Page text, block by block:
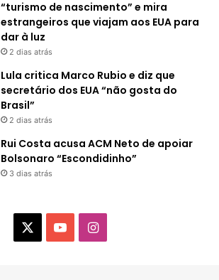
“turismo de nascimento” e mira
estrangeiros que viajam aos EUA para
dar à luz
2 dias atrás
Lula critica Marco Rubio e diz que
secretário dos EUA “não gosta do
Brasil”
2 dias atrás
Rui Costa acusa ACM Neto de apoiar
Bolsonaro “Escondidinho”
3 dias atrás
I